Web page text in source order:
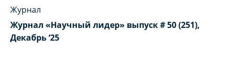
Журнал
Журнал «Научный лидер» выпуск # 50 (251),
Декабрь ‘25